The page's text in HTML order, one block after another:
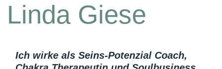
Linda Giese
Ich wirke als Seins-Potenzial Coach,